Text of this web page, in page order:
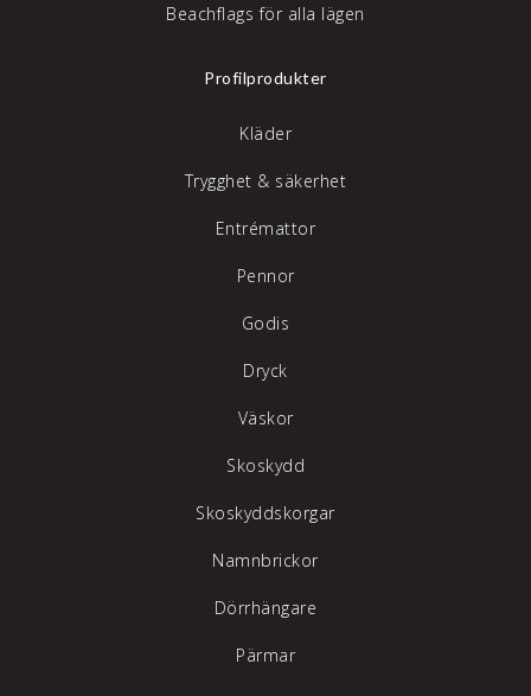
Beachflags för alla lägen
Profilprodukter
Kläder
Trygghet & säkerhet
Entrémattor
Pennor
Godis
Dryck
Väskor
Skoskydd
Skoskyddskorgar
Namnbrickor
Dörrhängare
Pärmar